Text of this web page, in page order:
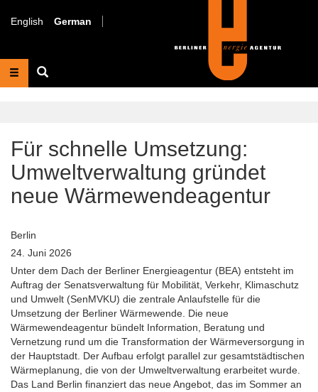
zum
Suche
English German
Für schnelle Umsetzung:
Umweltverwaltung gründet
neue Wärmewendeagentur
Berlin
24. Juni 2026
Unter dem Dach der Berliner Energieagentur (BEA) entsteht im
Auftrag der Senatsverwaltung für Mobilität, Verkehr, Klimaschutz
und Umwelt (SenMVKU) die zentrale Anlaufstelle für die
Umsetzung der Berliner Wärmewende. Die neue
Wärmewendeagentur bündelt Information, Beratung und
Vernetzung rund um die Transformation der Wärmeversorgung in
der Hauptstadt. Der Aufbau erfolgt parallel zur gesamtstädtischen
Wärmeplanung, die von der Umweltverwaltung erarbeitet wurde.
Das Land Berlin finanziert das neue Angebot, das im Sommer an